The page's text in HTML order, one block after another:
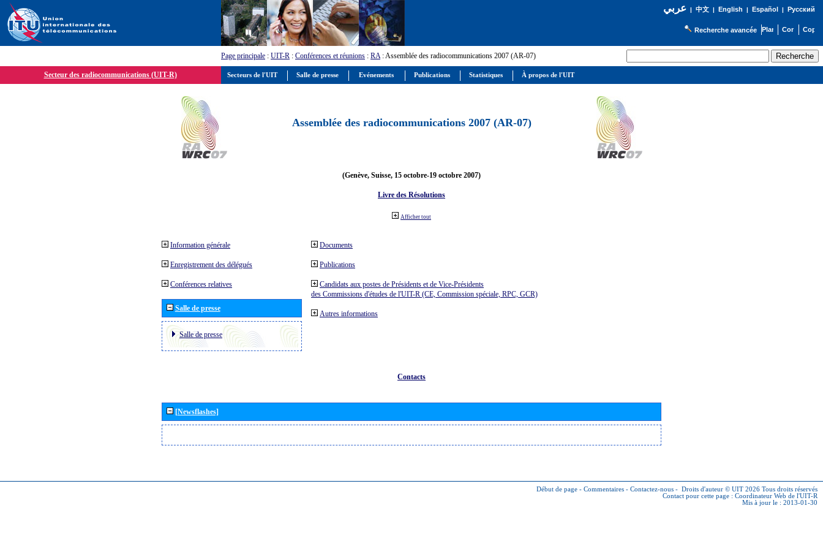
عربي| 中文| English | Español | Русский
Recherche avancée
Page principale : UIT-R : Conférences et réunions : RA: Assemblée des radiocommunications 2007 (AR-07)
Secteur des radiocommunications (UIT-R)
Assemblée des radiocommunications 2007 (AR-07)
(Genève, Suisse, 15 octobre-19 octobre 2007)
Livre des Résolutions
Afficher tout
Information générale
Enregistrement des délégués
Conférences relatives
Salle de presse
Salle de presse
Documents
Publications
Candidats aux postes de Présidents et de Vice-Présidents
des Commissions d'études de l'UIT-R (CE, Commission spéciale, RPC, GCR)
Autres informations
Contacts
[Newsflashes]
Début de page - Commentaires - Contactez-nous - Droits d'auteur © UIT 2026 Tous droits réservés
Contact pour cette page : Coordinateur Web de l'UIT-R
Mis à jour le : 2013-01-30
Secteurs de l'UIT Salle de presse Evénements Publications Statistiques À propos de l'UIT